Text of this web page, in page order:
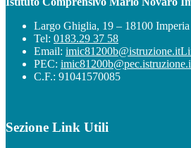
Largo Ghiglia, 19 – 18100 Imperia
Tel: 0183.29 37 58
Email: imic81200b@istruzione.it
PEC:
C.F.: 91041570085
Sezione Link Utili